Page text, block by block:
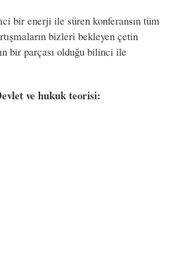
bir enerji ile süren konferansın tüm
bizleri bekleyen çetin
bir parçası olduğu bilinci ile
ve hukuk teorisi: